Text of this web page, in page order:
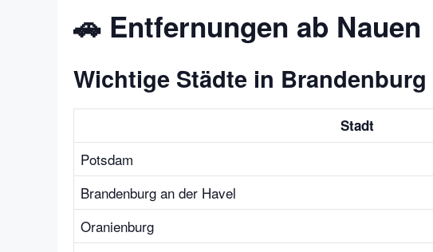
🚗 Entfernungen ab Nauen
Wichtige Städte in Brandenburg
Stadt
Potsdam
Brandenburg an der Havel
Oranienburg